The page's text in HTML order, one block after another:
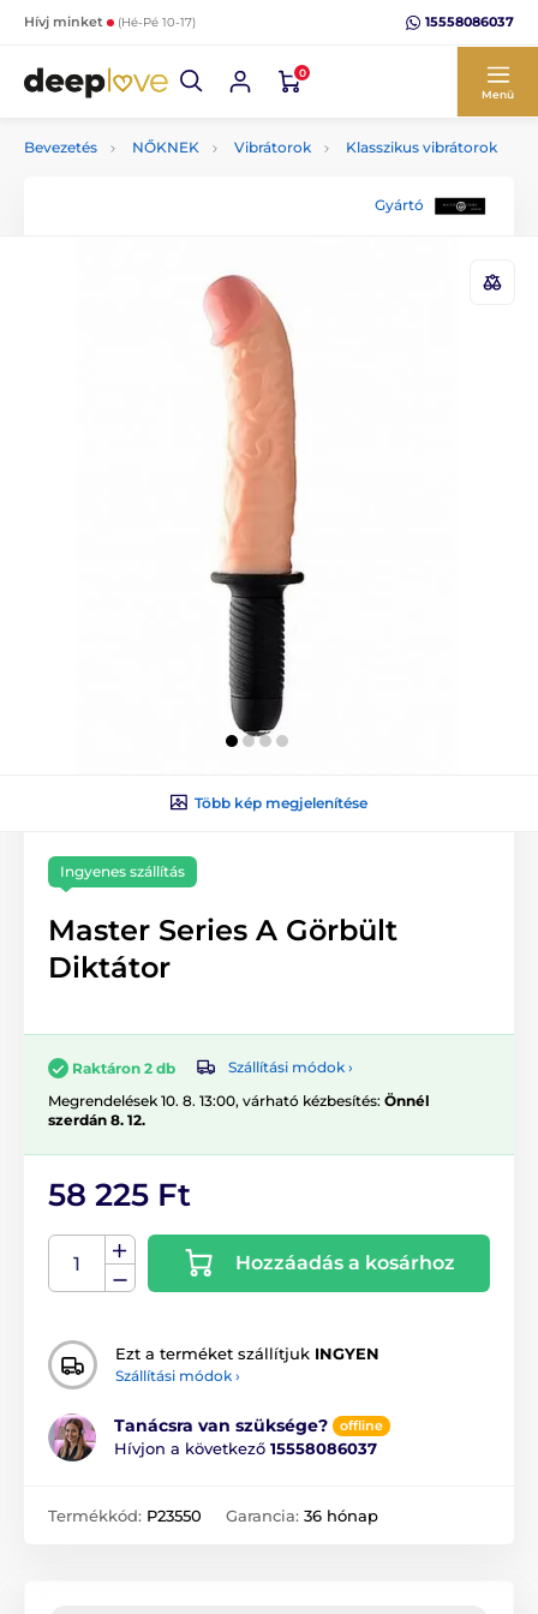
Hívj minket (Hé-Pé 10-17) 15558086037
0
Menü
Bevezetés NŐKNEK Vibrátorok Klasszikus vibrátorok
Gyártó
Több kép megjelenítése
Ingyenes szállítás
Master Series A Görbült
Diktátor
Raktáron 2 db
Szállítási módok ›
Megrendelések 10. 8. 13:00, várható kézbesítés: Önnél
szerdán 8. 12.
58 225 Ft
Hozzáadás a kosárhoz
Ezt a terméket szállítjuk INGYEN
Szállítási módok ›
Tanácsra van szüksége? offline
Hívjon a következő 15558086037
Termékkód: P23550 Garancia: 36 hónap